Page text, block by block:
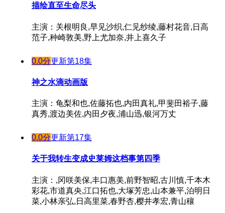
描绘直至生命尽头
主演：关根明良,早见沙织,仁见纱绫,藤村花音,日高
范子,种崎敦美,野上尤加奈,井上喜久子
0.0分更新第18集
神之水滴动画版
主演：龟梨和也,佐藤拓也,内田真礼,甲斐田裕子,藤
真秀,渡边美佐,内田夕夜,浦山迅,银河万丈
0.0分更新第17集
关于我转生变成史莱姆这档事第四季
主演：,冈咲美保,丰口惠美,前野智昭,古川慎,千本木
彩花,市道真央,江口拓也,大塚芳忠,山本兼平,泊明日
菜,小林亲弘,日高里菜,春野杏,樱井孝宏,青山穰